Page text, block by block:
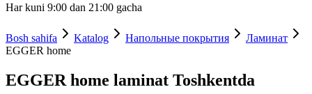
Har kuni 9:00 dan 21:00 gacha
Bosh sahifa Katalog Напольные покрытия
Ламинат
EGGER home
EGGER home laminat Toshkentda